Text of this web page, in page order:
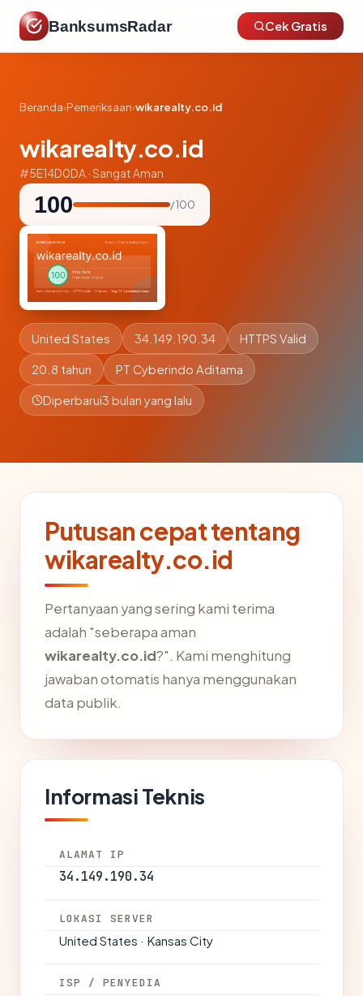
BanksumsRadar Cek Gratis
Beranda›Pemeriksaan›wikarealty.co.id
wikarealty.co.id
#5E14D0DA · Sangat Aman
100 / 100
United States 34.149.190.34 HTTPS Valid
20.8 tahun PT Cyberindo Aditama
Diperbarui3 bulan yang lalu
Putusan cepat tentang
wikarealty.co.id
Pertanyaan yang sering kami terima
adalah "seberapa aman
wikarealty.co.id?". Kami menghitung
jawaban otomatis hanya menggunakan
data publik.
Informasi Teknis
ALAMAT IP
34.149.190.34
LOKASI SERVER
United States · Kansas City
ISP / PENYEDIA